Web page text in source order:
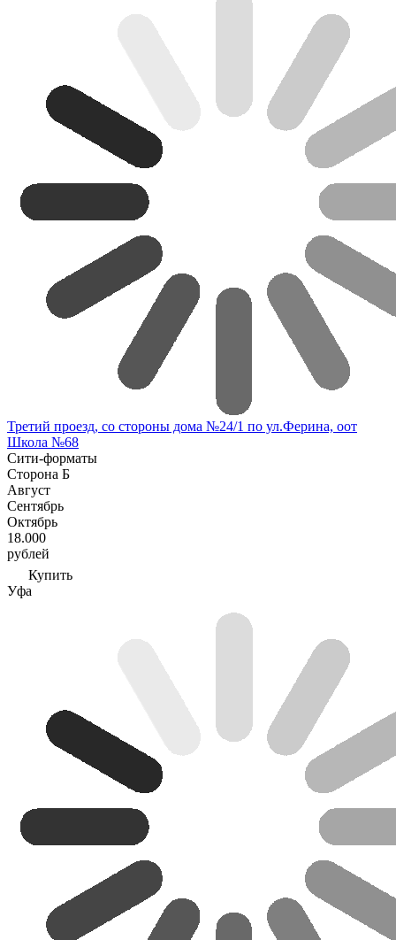
Третий проезд, со стороны дома №24/1 по ул.Ферина, оот
Школа №68
Сити-форматы
Сторона Б
Август
Сентябрь
Октябрь
18.000
рублей
Купить
Уфа